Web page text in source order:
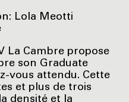
Lola Meotti
La Cambre propose
son Graduate
vous attendu. Cette
et plus de trois
densité et la